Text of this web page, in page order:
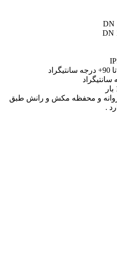
پروانه و محفظه مکش و رانش طبق
.